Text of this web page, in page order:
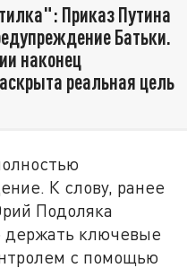
Приказ Путина
Батьки.
наконец
реальная цель
К слову, ранее
Подоляка
держать ключевые
с помощью